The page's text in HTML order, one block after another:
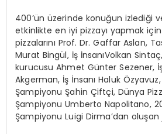
400’ün üzerinde konuğun izlediği
etkinlikte en iyi pizzayı yapmak
pizzalarını Prof. Dr. Gaffar Aslan,
Murat Bingül, İş İnsanıVolkan
kurucusu Ahmet Günter Sezener,
Akgerman, İş İnsanı Haluk
Şampiyonu Şahin Çiftçi, Dünya
Şampiyonu Umberto Napolitano,
Şampiyonu Luigi Dirma’dan